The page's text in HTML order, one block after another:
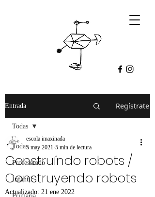
Entrada Regístrate
Todas
Profesorado
Infantil
Todas
Construíndo robots /
Construyendo robots
escola imaxinada
5 may 2021 5 min de lectura
Actualizado: 21 ene 2022